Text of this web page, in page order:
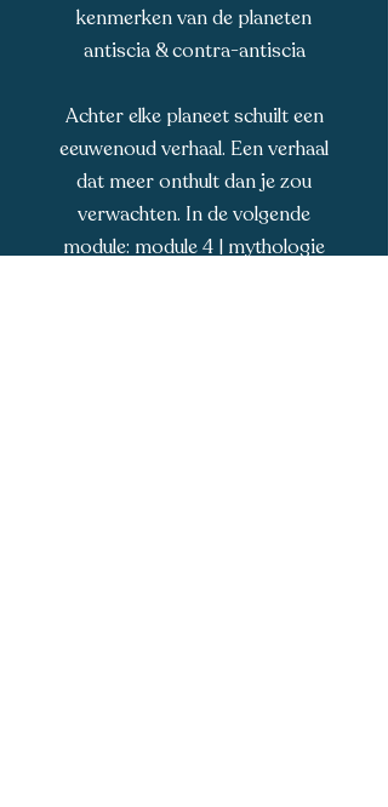
kenmerken van de planeten
antiscia & contra-antiscia
Achter elke planeet schuilt een
eeuwenoud verhaal. Een verhaal
dat meer onthult dan je zou
verwachten. In de volgende
module: module 4 | mythologie